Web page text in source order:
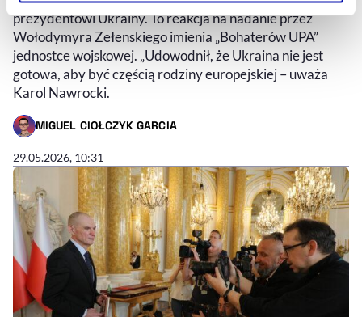
naszej
Polityce Prywatności.
prezydentowi Ukrainy. To reakcja na nadanie przez
Wołodymyra Zełenskiego imienia „Bohaterów UPA”
jednostce wojskowej. „Udowodnił, że Ukraina nie jest
gotowa, aby być częścią rodziny europejskiej – uważa
Karol Nawrocki.
MIGUEL CIOŁCZYK GARCIA
- AUTOR ARTYKUŁU - PROFIL
29.05.2026, 10:31